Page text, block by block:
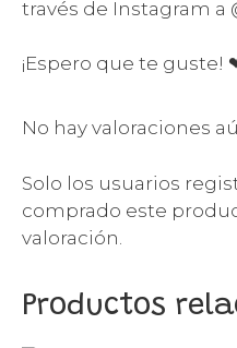
través de Instagram
¡Espero que te guste!
No hay valoraciones
Solo los usuarios
comprado este
valoración.
Productos